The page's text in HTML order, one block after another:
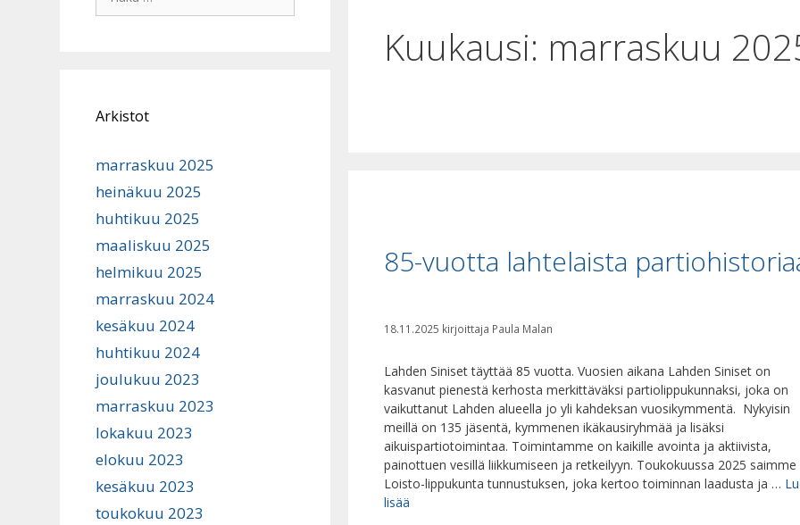
Kuukausi: marraskuu
85-vuotta lahtelaista
18.11.2025 kirjoittaja Paula Malan
Lahden Siniset täyttää 85 vuotta. Vuosien aikana Lahden Siniset on
kasvanut pienestä kerhosta merkittäväksi partiolippukunnaksi, joka on
vaikuttanut Lahden alueella jo yli kahdeksan vuosikymmentä. Nykyisin
meillä on 135 jäsentä, kymmenen ikäkausiryhmää ja lisäksi
aikuispartiotoimintaa. Toimintamme on kaikille avointa ja aktiivista,
painottuen vesillä liikkumiseen ja retkeilyyn. Toukokuussa 2025 saimme
Loisto-lippukunta tunnustuksen, joka kertoo toiminnan laadusta ja …
lisää
Arkistot
marraskuu 2025
heinäkuu 2025
huhtikuu 2025
maaliskuu 2025
helmikuu 2025
marraskuu 2024
kesäkuu 2024
huhtikuu 2024
joulukuu 2023
marraskuu 2023
lokakuu 2023
elokuu 2023
kesäkuu 2023
toukokuu 2023